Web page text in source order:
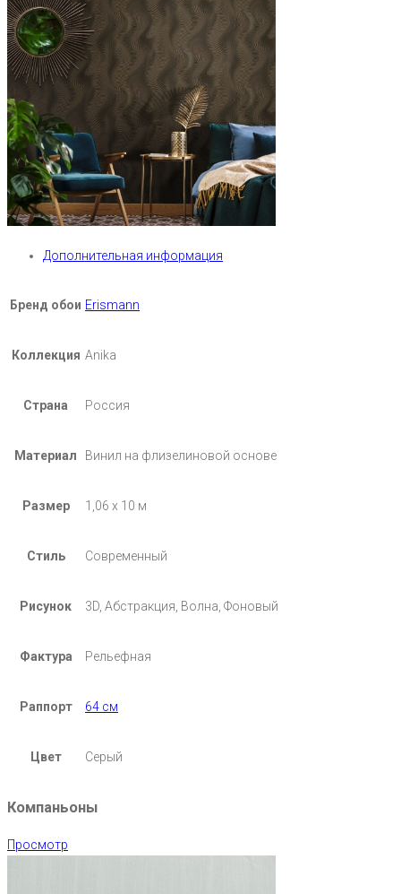
Дополнительная информация
Бренд обои Erismann
Коллекция Anika
Страна Россия
Материал Винил на флизелиновой основе
Размер 1,06 х 10 м
Стиль Современный
Рисунок 3D, Абстракция, Волна, Фоновый
Фактура Рельефная
Раппорт 64 см
Цвет Серый
Компаньоны
Просмотр